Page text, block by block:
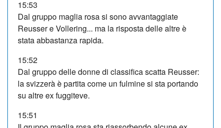
15:53
Dal gruppo maglia rosa si sono avvantaggiate
Reusser e Vollering... ma la risposta delle altre è
stata abbastanza rapida.
15:52
Dal gruppo delle donne di classifica scatta Reusser:
la svizzerà è partita come un fulmine si sta portando
su altre ex fuggiteve.
15:51